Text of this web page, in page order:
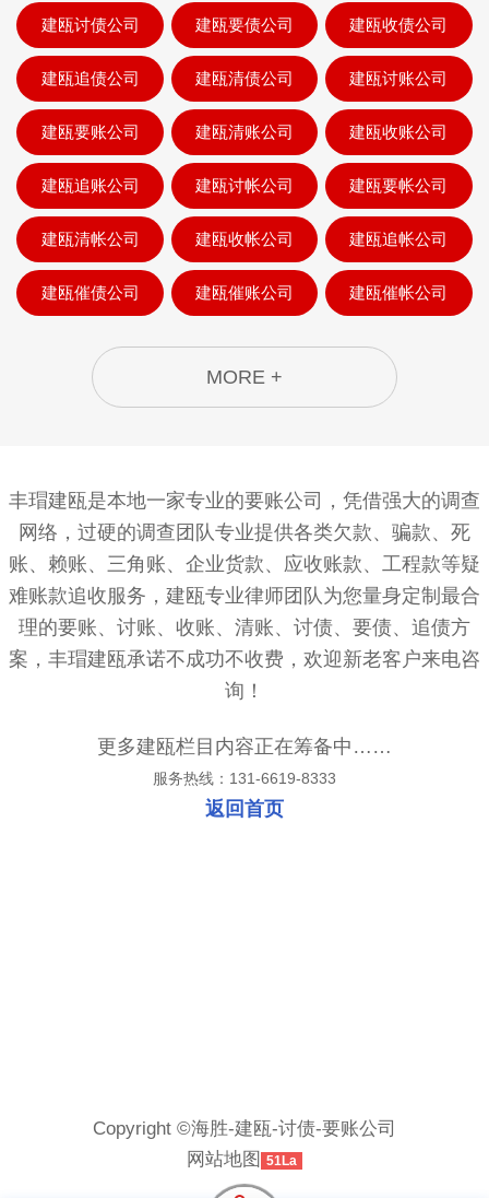
建瓯讨债公司 建瓯要债公司 建瓯收债公司
建瓯追债公司 建瓯清债公司 建瓯讨账公司
建瓯要账公司 建瓯清账公司 建瓯收账公司
建瓯追账公司 建瓯讨帐公司 建瓯要帐公司
建瓯清帐公司 建瓯收帐公司 建瓯追帐公司
建瓯催债公司 建瓯催账公司 建瓯催帐公司
MORE +
丰瑁建瓯是本地一家专业的要账公司，凭借强大的调查
网络，过硬的调查团队专业提供各类欠款、骗款、死
账、赖账、三角账、企业货款、应收账款、工程款等疑
难账款追收服务，建瓯专业律师团队为您量身定制最合
理的要账、讨账、收账、清账、讨债、要债、追债方
案，丰瑁建瓯承诺不成功不收费，欢迎新老客户来电咨
询！
更多建瓯栏目内容正在筹备中……
服务热线：131-6619-8333
返回首页
Copyright ©海胜-建瓯-讨债-要账公司
网站地图 51La